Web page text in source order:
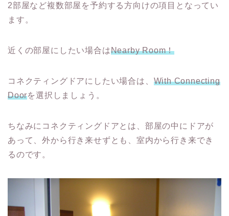
2部屋など複数部屋を予約する方向けの項目となってい
ます。
近くの部屋にしたい場合はNearby Room！
コネクティングドアにしたい場合は、 With Connecting
Doorを選択しましょう。
ちなみにコネクティングドアとは、部屋の中にドアが
あって、外から行き来せずとも、室内から行き来でき
るのです。